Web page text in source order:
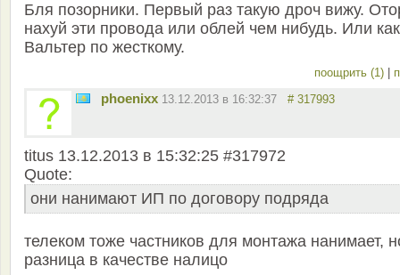
Бля позорники. Первый раз такую дроч вижу.
нахуй эти провода или облей чем нибудь. Или как
Вальтер по жесткому.
поощрить (1)
phoenixx 13.12.2013 в 16:32:37 # 317993
titus 13.12.2013 в 15:32:25 #317972
Quote:
они нанимают ИП по договору подряда
телеком тоже частников для монтажа нанимает,
разница в качестве налицо